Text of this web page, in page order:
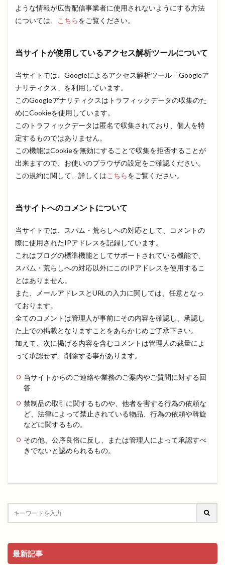
ような情報が広告配信事業者に使用されないようにする方法
については、
こちらをご覧ください。
当サイトが使用しているアクセス解析ツールについて
当サイトでは、Googleによるアクセス解析ツール「Googleア
ナリティクス」を利用しています。
このGoogleアナリティクスはトラフィックデータの収集のた
めにCookieを使用しています。
このトラフィックデータは匿名で収集されており、個人を特
定するものではありません。
この機能はCookieを無効にすることで収集を拒否することが
出来ますので、お使いのブラウザの設定をご確認ください。
この規約に関して、詳しくはこちらをご覧ください。
当サイトへのコメントについて
当サイトでは、スパム・荒らしへの対応として、コメントの
際に使用されたIPアドレスを記録しています。
これはブログの標準機能としてサポートされている機能で、
スパム・荒らしへの対応以外にこのIPアドレスを使用するこ
とはありません。
また、メールアドレスとURLの入力に関しては、任意となっ
ております。
全てのコメントは管理人が事前にその内容を確認し、承認し
た上での掲載となりますことをあらかじめご了承下さい。
加えて、次に掲げる内容を含むコメントは管理人の裁量によ
って承認せず、削除する事があります。
当サイトからのご連絡や業務のご案内やご質問に対する回
答
禁制品の取引に関するものや、他者を害する行為の依頼な
ど、法律によって禁止されている物品、行為の依頼や斡旋
などに関するもの。
その他、公序良俗に反し、または管理人によって承認すべ
きでないと認められるもの。
最新記事